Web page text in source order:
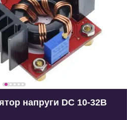
напруги DC 10-32В